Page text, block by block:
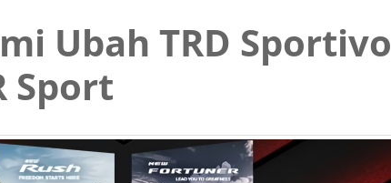
Ubah TRD Sportivo
Sport